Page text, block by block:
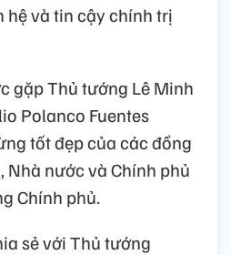
hệ và tin cậy chính trị
gặp Thủ tướng Lê Minh
Polanco Fuentes
tốt đẹp của các đồng
Nhà nước và Chính phủ
Chính phủ.
sẻ với Thủ tướng